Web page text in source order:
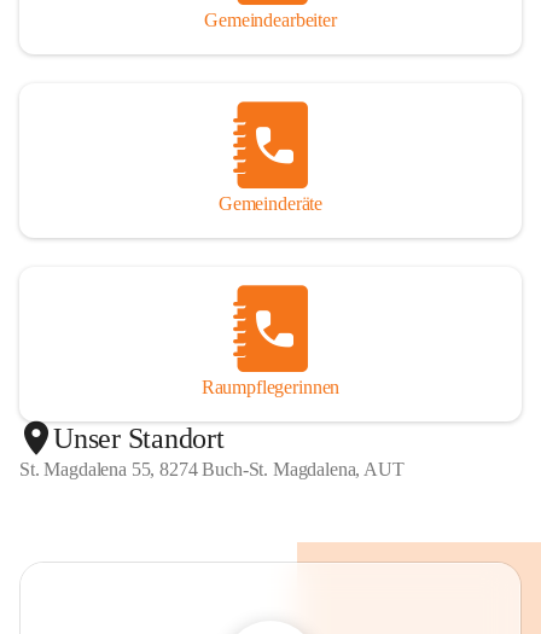
Gemeindearbeiter
Gemeinderäte
Raumpflegerinnen
Unser Standort
St. Magdalena 55, 8274 Buch-St. Magdalena, AUT